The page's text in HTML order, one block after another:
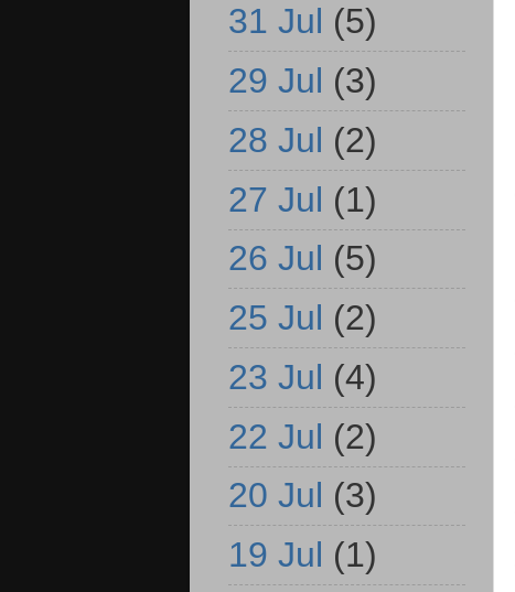
31 Jul (5)
29 Jul (3)
28 Jul (2)
27 Jul (1)
26 Jul (5)
25 Jul (2)
23 Jul (4)
22 Jul (2)
20 Jul (3)
19 Jul (1)